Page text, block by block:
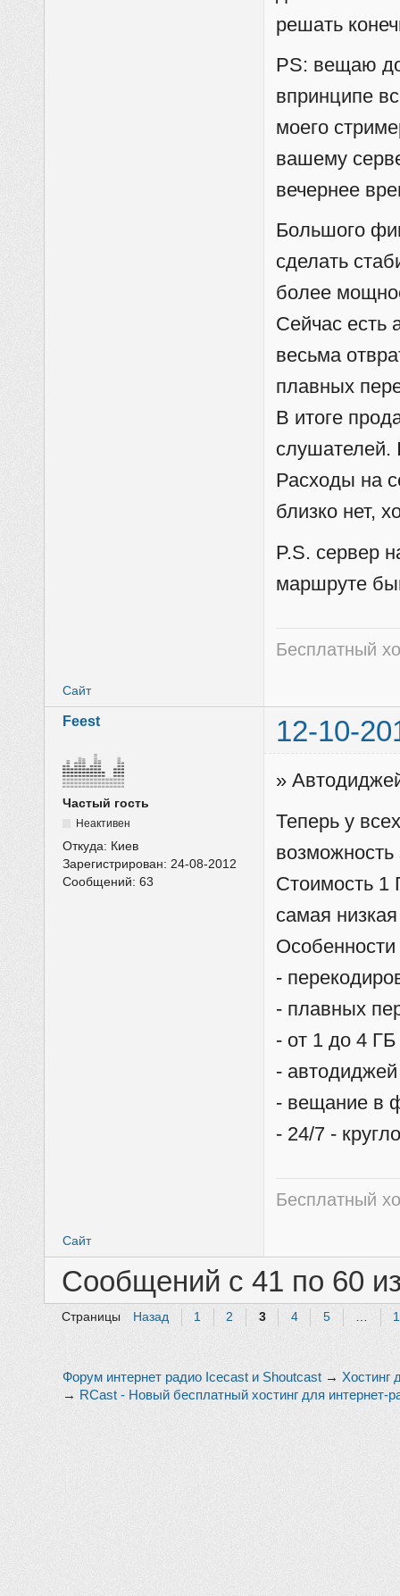
решать
PS: вещаю
впринципе
моего
вашему
вечернее
Большого
сделать
более
Сейчас есть
весьма
плавных
В итоге
слушателей.
Расходы на
близко нет,
P.S. сервер
маршруте
Бесплатный
Сайт
Feest 12-10-
Частый гость
Неактивен
Откуда: Киев
Зарегистрирован: 24-08-2012
Сообщений:63
»
Теперь у
возможность
Стоимость 1
самая
-
- плавных
- от 1 до 4
-
- вещание в
- 24/7 -
Бесплатный
Сайт
Сообщений с 41 по 60
Страницы Назад 1 2 3 4 5 …
Форум интернет радио Icecast и Shoutcast → Хостинг
→ RCast - Новый бесплатный хостинг для интернет-